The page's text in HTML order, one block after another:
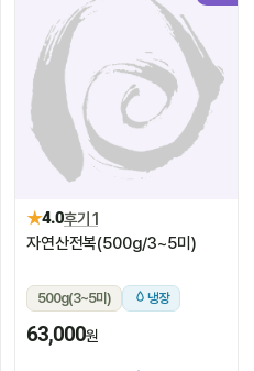
★4.0후기 1
자연산전복(500g/3~5미)
500g(3~5미) 냉장
63,000원